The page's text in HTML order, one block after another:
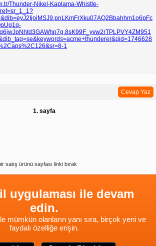
Thunder-Nikel-Kaplama-Whistle-
1
Cevap Yaz
1. sayfa
satış ürünü sayfası linki bırak
uygulaması ile devam
edin.
mümkün olanların yanı sıra, birçok yeni ve
faydalı özelliğe erişin.